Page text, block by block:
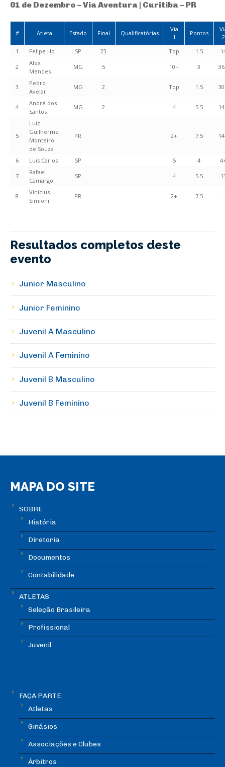
01 de Dezembro – Via Aventura | Curitiba – PR
# Atleta Estado Final Qualificatórias
Via
1
Pontos
2
1
Felipe Ho SP 23 Top 1.5
2
Alex
Mendes
MG 5 10+ 3
3
Pedro
Avelar
MG 2 Top 1.5
4
André dos
Santos
MG 2 4 5.5
5
Luiz
Guilherme
Monteiro
de Souza
PR 2+ 7.5
6 Luis Carlos SP 5 4
7
Rafael
Camargo
SP 4 5.5
8
Vinicius
Simioni
PR 2+ 7.5 -
Resultados completos deste
evento
Junior Masculino
Junior Feminino
Juvenil A Masculino
Juvenil A Feminino
Juvenil B Masculino
Juvenil B Feminino
MAPA DO SITE
SOBRE
História
Diretoria
Documentos
Contabilidade
ATLETAS
Seleção Brasileira
Profissional
Juvenil
FAÇA PARTE
Atletas
Ginásios
Associações e Clubes
Árbitros